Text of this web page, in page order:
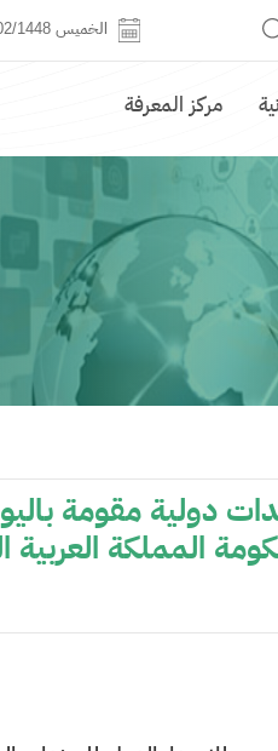
الخميس 23/02/1448
مركز المعرفة
دولية مقومة
المملكة العربية